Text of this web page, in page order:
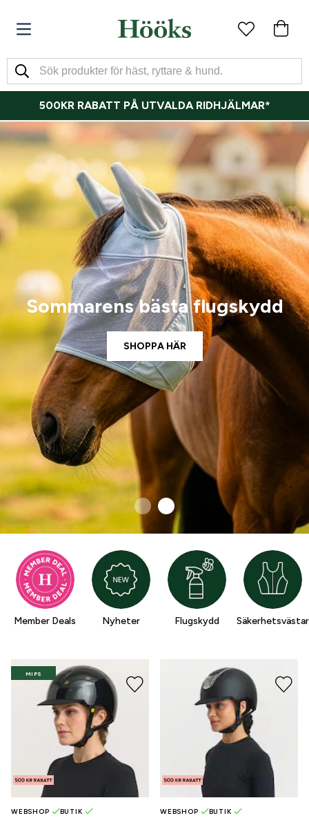
500KR RABATT PÅ UTVALDA RIDHJÄLMAR*
Sommarens bästa flugskydd
SHOPPA HÄR
Member Deals Nyheter Flugskydd Säkerhetsvästar
MIPS
WEBSHOP BUTIK WEBSHOP BUTIK